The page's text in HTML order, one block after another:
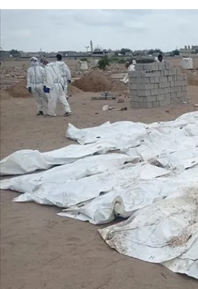
العصيان المدني المعلنة من اتحاد
نقابات عمال الجنوب…